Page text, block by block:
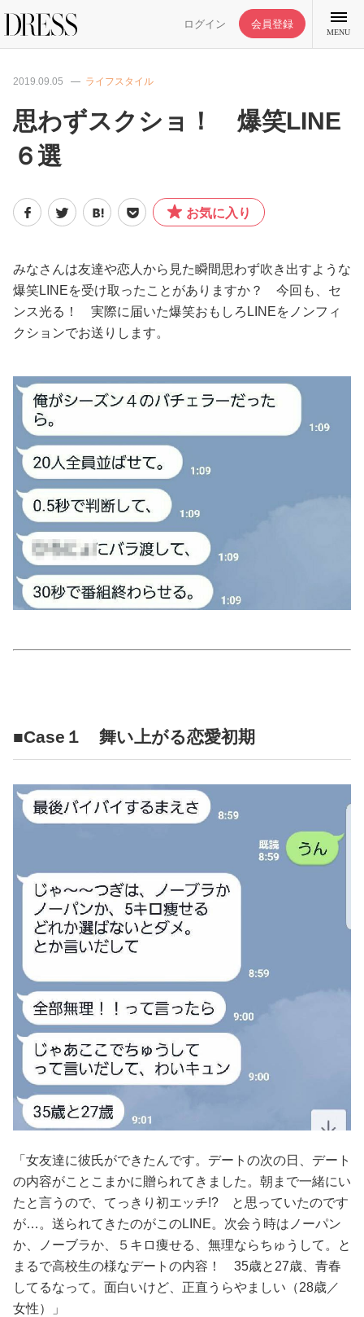
ログイン 会員登録
MENU
DRESS部活
ファッション
美容/健康
ワークスタイル
妊娠/出産/家族
ココロ/カラダ
グルメ
占い
ゲーム
2019.09.05 ライフスタイル
思わずスクショ！ 爆笑LINE
６選
お気に入り
みなさんは友達や恋人から見た瞬間思わず吹き出すような
爆笑LINEを受け取ったことがありますか？ 今回も、セ
ンス光る！ 実際に届いた爆笑おもしろLINEをノンフィ
クションでお送りします。
■Case１ 舞い上がる恋愛初期
「女友達に彼氏ができたんです。デートの次の日、デート
の内容がことこまかに贈られてきました。朝まで一緒にい
たと言うので、てっきり初エッチ!? と思っていたのです
が…。送られてきたのがこのLINE。次会う時はノーパン
か、ノーブラか、５キロ痩せる、無理ならちゅうして。と
まるで高校生の様なデートの内容！ 35歳と27歳、青春
してるなって。面白いけど、正直うらやましい（28歳／
女性）」